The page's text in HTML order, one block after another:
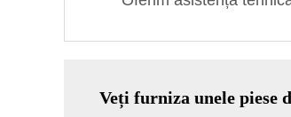
Veți furniza unele piese